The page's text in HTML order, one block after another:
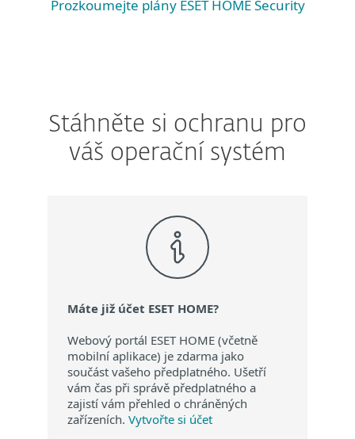
Prozkoumejte plány ESET HOME Security
Stáhněte si ochranu pro
váš operační systém
Máte již účet ESET HOME?
Webový portál ESET HOME (včetně
mobilní aplikace) je zdarma jako
součást vašeho předplatného. Ušetří
vám čas při správě předplatného a
zajistí vám přehled o chráněných
zařízeních. Vytvořte si účet